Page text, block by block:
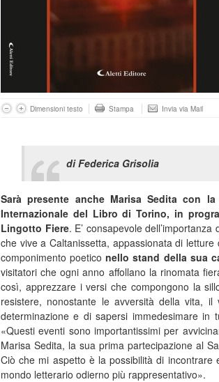
Dimensioni testo Stampa Invia via Mail
di Federica Grisolia
Sarà presente anche Marisa Sedita con
Internazionale del Libro di Torino, in
Lingotto Fiere. E’ consapevole
che vive a Caltanissetta, appassionata di
componimento poeticonello stand della sua
visitatori che ogni anno affollano la rinomata
così, apprezzare i versi che compongono la
resistere, nonostante le avversità della vita,
determinazione e di sapersi immedesimare
«Questi eventi sono importantissimi per
Marisa Sedita, la sua prima partecipazione al
Ciò che mi aspetto è la possibilità di
mondo letterario odierno più rappresentativo».